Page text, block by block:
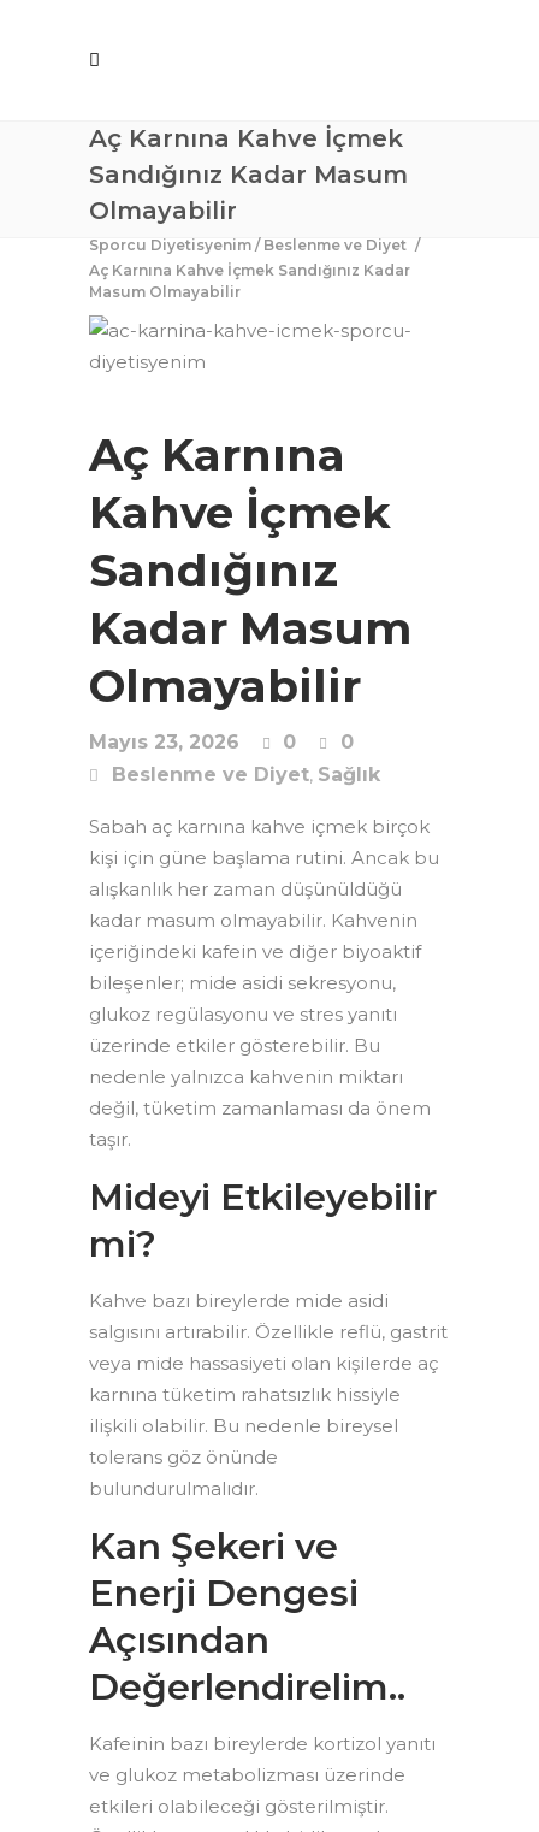
Aç Karnına Kahve İçmek
Sandığınız Kadar Masum
Olmayabilir
Sporcu Diyetisyenim / Beslenme ve Diyet /
Aç Karnına Kahve İçmek Sandığınız Kadar
Masum Olmayabilir
Aç Karnına
Kahve İçmek
Sandığınız
Kadar Masum
Olmayabilir
Mayıs 23, 2026 0
0
Beslenme ve Diyet, Sağlık
Sabah aç karnına kahve içmek birçok
kişi için güne başlama rutini. Ancak bu
alışkanlık her zaman düşünüldüğü
kadar masum olmayabilir. Kahvenin
içeriğindeki kafein ve diğer biyoaktif
bileşenler; mide asidi sekresyonu,
glukoz regülasyonu ve stres yanıtı
üzerinde etkiler gösterebilir. Bu
nedenle yalnızca kahvenin miktarı
değil, tüketim zamanlaması da önem
taşır.
Mideyi Etkileyebilir
mi?
Kahve bazı bireylerde mide asidi
salgısını artırabilir. Özellikle reflü, gastrit
veya mide hassasiyeti olan kişilerde aç
karnına tüketim rahatsızlık hissiyle
ilişkili olabilir. Bu nedenle bireysel
tolerans göz önünde
bulundurulmalıdır.
Kan Şekeri ve
Enerji Dengesi
Açısından
Değerlendirelim..
Kafeinin bazı bireylerde kortizol yanıtı
ve glukoz metabolizması üzerinde
etkileri olabileceği gösterilmiştir.